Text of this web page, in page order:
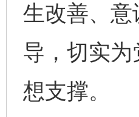
生改善、
导，切实
想支撑。